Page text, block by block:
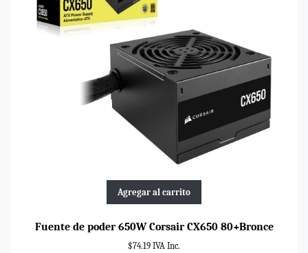
Agregar al carrito
Fuente de poder 650W Corsair CX650 80+Bronce
$74.19 IVA Inc.